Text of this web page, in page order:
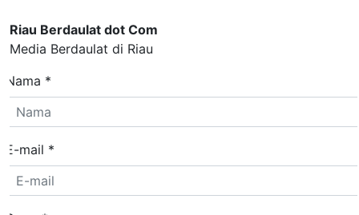
Riau Berdaulat dot Com
Media Berdaulat di Riau
Nama *
E-mail *